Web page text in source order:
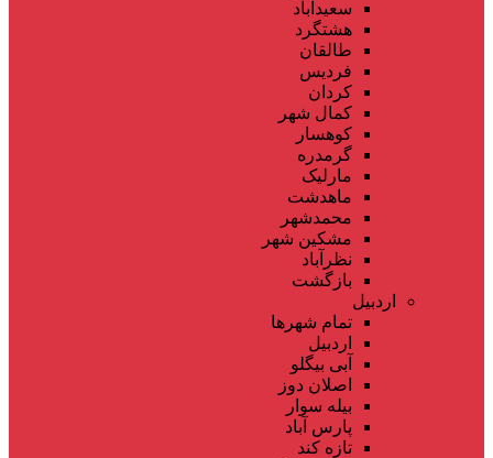
سعیدآباد
هشتگرد
طالقان
فردیس
کردان
کمال شهر
کوهسار
گرمدره
مارلیک
ماهدشت
محمدشهر
مشکین شهر
نظرآباد
بازگشت
اردبیل
تمام شهر‌ها
اردبیل
آبی بیگلو
اصلان دوز
بیله سوار
پارس آباد
تازه کند